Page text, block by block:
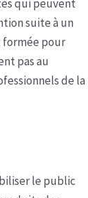
qui peuvent
suite à un
formée pour
pas au
de la
le public